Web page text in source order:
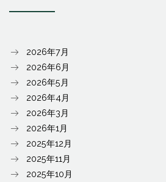
2026年7月
2026年6月
2026年5月
2026年4月
2026年3月
2026年1月
2025年12月
2025年11月
2025年10月